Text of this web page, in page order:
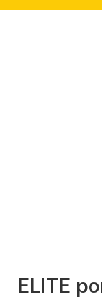
ELITE